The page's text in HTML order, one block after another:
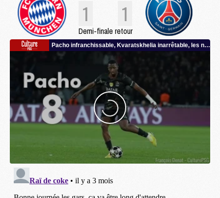
1 1
Demi-finale retour